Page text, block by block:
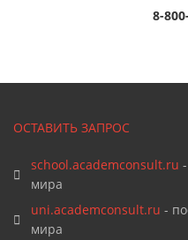
8-
ОСТАВИТЬ ЗАПРОС
school.academconsult.ru
мира
uni.academconsult.ru -
мира